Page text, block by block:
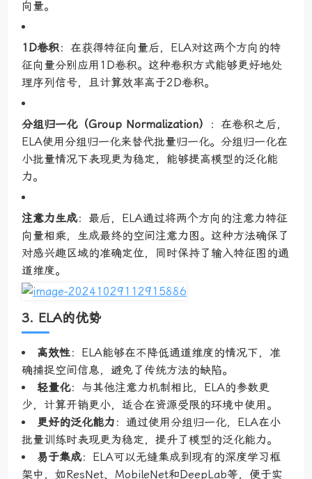
向量。
1D卷积：在获得特征向量后，ELA对这两个方向的特
征向量分别应用1D卷积。这种卷积方式能够更好地处
理序列信号，且计算效率高于2D卷积。
分组归一化（Group Normalization）
：在卷积之后，
ELA使用分组归一化来替代批量归一化。分组归一化在
小批量情况下表现更为稳定，能够提高模型的泛化能
力。
注意力生成：最后，ELA通过将两个方向的注意力特征
向量相乘，生成最终的空间注意力图。这种方法确保了
对感兴趣区域的准确定位，同时保持了输入特征图的通
道维度。
3. ELA的优势
高效性：ELA能够在不降低通道维度的情况下，准
确捕捉空间信息，避免了传统方法的缺陷。
轻量化：与其他注意力机制相比，ELA的参数更
少，计算开销更小，适合在资源受限的环境中使用。
更好的泛化能力 ：通过使用分组归一化，ELA在小
批量训练时表现更为稳定，提升了模型的泛化能力。
易于集成：ELA可以无缝集成到现有的深度学习框
架中，如ResNet、MobileNet和DeepLab等，便于实